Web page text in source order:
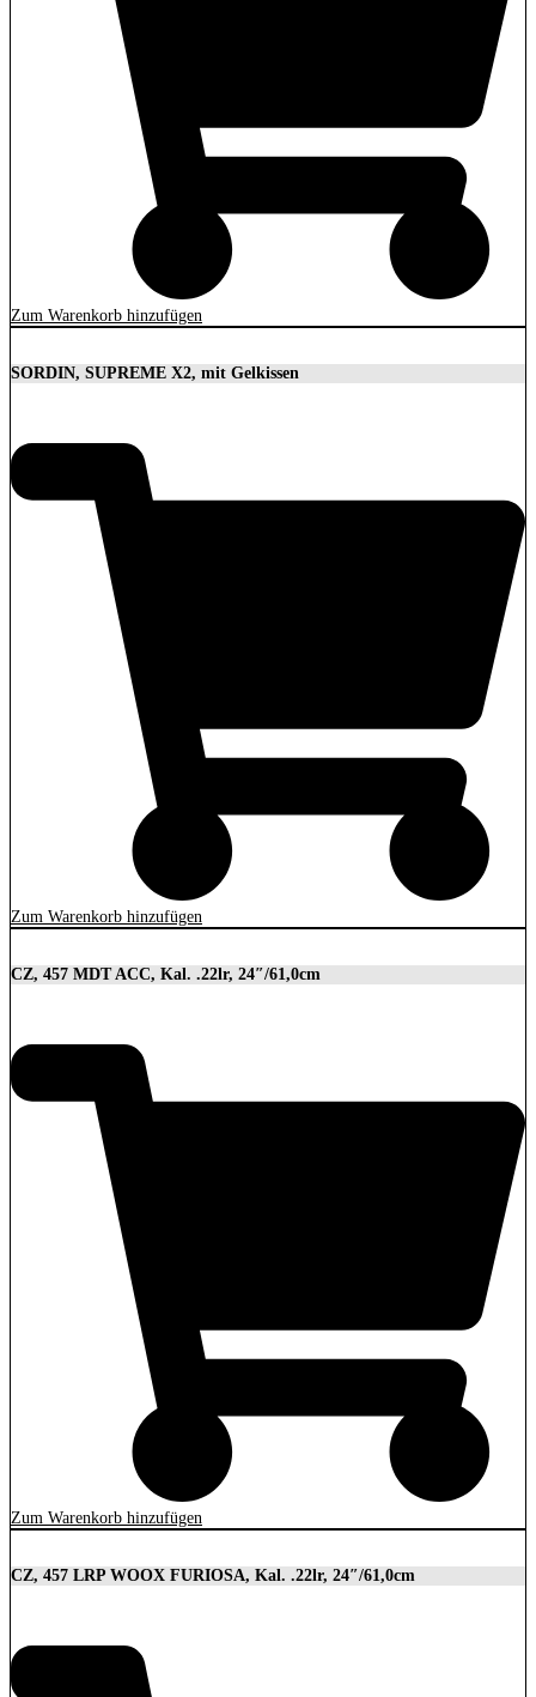
Zum Warenkorb hinzufügen
SORDIN, SUPREME X2, mit Gelkissen
Zum Warenkorb hinzufügen
CZ, 457 MDT ACC, Kal. .22lr, 24″/61,0cm
Zum Warenkorb hinzufügen
CZ, 457 LRP WOOX FURIOSA, Kal. .22lr, 24″/61,0cm